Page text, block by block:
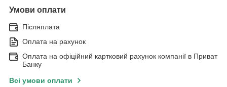
Умови оплати
Післяплата
Оплата на рахунок
Оплата на офіційний картковий рахунок компанії в Приват
Банку
Всі умови оплати